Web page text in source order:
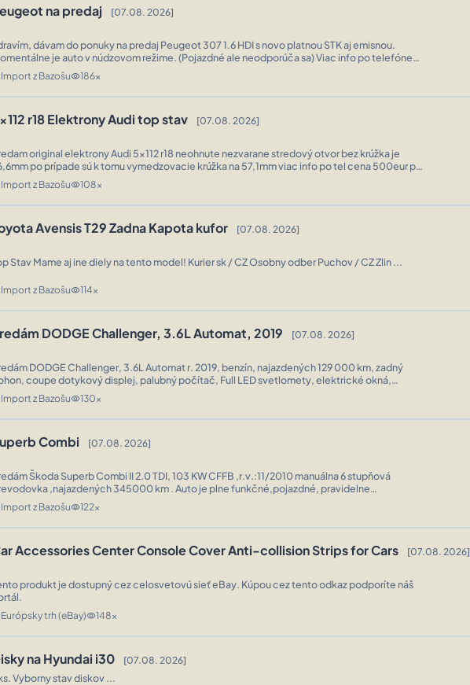
na predaj [07.08. 2026]
dávam do ponuky na predaj Peugeot 307 1.6 HDI s novo platnou STK aj emisnou.
je auto v núdzovom režime. (Pojazdné ale neodporúča sa) Viac info po telefóne
Import z Bazošuvisibility186x
r18 Elektrony Audi top stav [07.08. 2026]
original elektrony Audi 5x112 r18 neohnute nezvarane stredový otvor bez krúžka je
po prípade sú k tomu vymedzovacie krúžka na 57,1mm viac info po tel cena 500eur po
viem poslať na dobierku po celej sr ...
Import z Bazošuvisibility108x
Avensis T29 Zadna Kapota kufor [07.08. 2026]
Top Stav Mame aj ine diely na tento model! Kurier sk / CZ Osobny odber Puchov / CZ Zlin ...
Import z Bazošuvisibility114x
DODGE Challenger, 3.6L Automat, 2019 [07.08. 2026]
DODGE Challenger, 3.6L Automat r. 2019, benzín, najazdených 129 000 km, zadný
coupe dotykový displej, palubný počítač, Full LED svetlomety, elektrické okná,
Import z Bazošuvisibility130x
Combi [07.08. 2026]
Škoda Superb Combi II 2.0 TDI, 103 KW CFFB ,r.v.:11/2010 manuálna 6 stupňová
,najazdených 345000 km . Auto je plne funkčné,pojazdné, pravidelne
Nové letné a zimné pneumatiky na elektronoch. Emisná a technycká plat ...
Import z Bazošuvisibility122x
Accessories Center Console Cover Anti-collision Strips for Cars [07.08. 2026]
produkt je dostupný cez celosvetovú sieť eBay. Kúpou cez tento odkaz podporíte náš
Európsky trh (eBay)visibility148x
na Hyundai i30 [07.08. 2026]
Vyborny stav diskov ...